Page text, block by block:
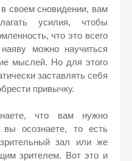
своем сновидении, вам
усилия, чтобы
что это всего
можно научиться
мыслей. Но для этого
заставлять себя
привычку.
что вам нужно
вы осознаете, то есть
зал или же
зрителем. Вот это и